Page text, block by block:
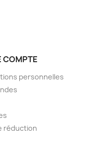
COMPTE
personnelles
réduction